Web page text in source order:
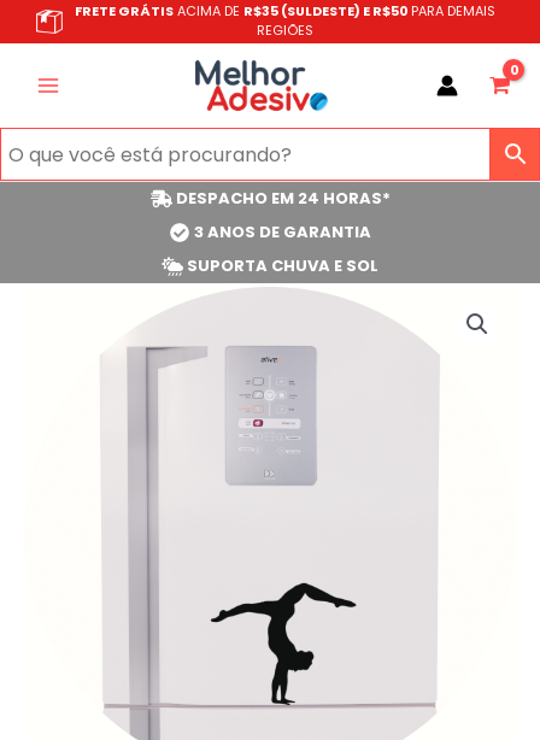
para
FRETE GRÁTISACIMA DE R$35 (SULDESTE) E R$50 PARA DEMAIS
REGIÕES
DESPACHO EM 24 HORAS*
3 ANOS DE GARANTIA
SUPORTA CHUVA E SOL